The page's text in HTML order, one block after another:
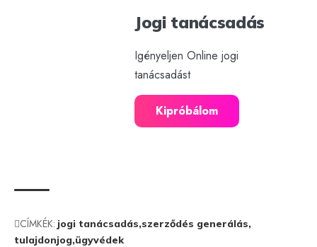
Jogi tanácsadás
Igényeljen Online jogi
tanácsadást
Kipróbálom
CÍMKÉK: jogi tanácsadás szerződés generálás
tulajdonjog ügyvédek